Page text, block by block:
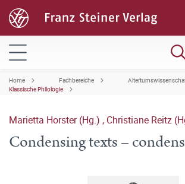
Home Fachbereiche
Klassische Philologie
Marietta Horster (Hg.) , Christiane Reitz
Condensing texts –